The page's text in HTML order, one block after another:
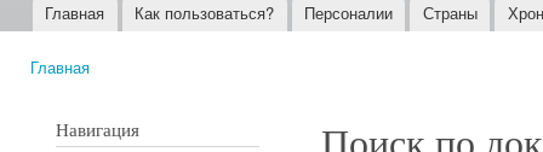
Главное меню
Главная Как пользоваться? Персоналии Страны
Главная
Навигация